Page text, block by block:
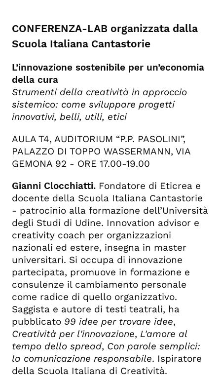
CONFERENZA-LAB organizzata dalla
Scuola Italiana Cantastorie
L’innovazione sostenibile per un’economia
della cura
Strumenti della creatività in approccio
sistemico: come sviluppare progetti
innovativi, belli, utili, etici
AULA T4, AUDITORIUM “P.P. PASOLINI”,
PALAZZO DI TOPPO WASSERMANN, VIA
GEMONA 92 - ORE 17.00-19.00
Gianni Clocchiatti. Fondatore di Eticrea e
docente della Scuola Italiana Cantastorie
- patrocinio alla formazione dell’Università
degli Studi di Udine. Innovation advisor e
creativity coach per organizzazioni
nazionali ed estere, insegna in master
universitari. Si occupa di innovazione
partecipata, promuove in formazione e
consulenze il cambiamento personale
come radice di quello organizzativo.
Saggista e autore di testi teatrali, ha
pubblicato 99 idee per trovare idee,
Creatività per l'innovazione, L'amore al
tempo dello spread, Con parole semplici:
la comunicazione responsabile. Ispiratore
della Scuola Italiana di Creatività.